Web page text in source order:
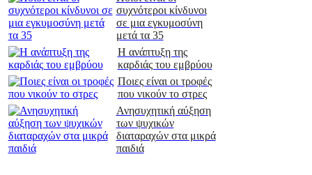
συχνότεροι κίνδυνοι
σε μια εγκυμοσύνη
μετά τα 35
Η ανάπτυξη της
καρδιάς του εμβρύου
Ποιες είναι οι τροφές
που νικούν το στρες
Ανησυχητική αύξηση
των ψυχικών
διαταραχών στα μικρά
παιδιά